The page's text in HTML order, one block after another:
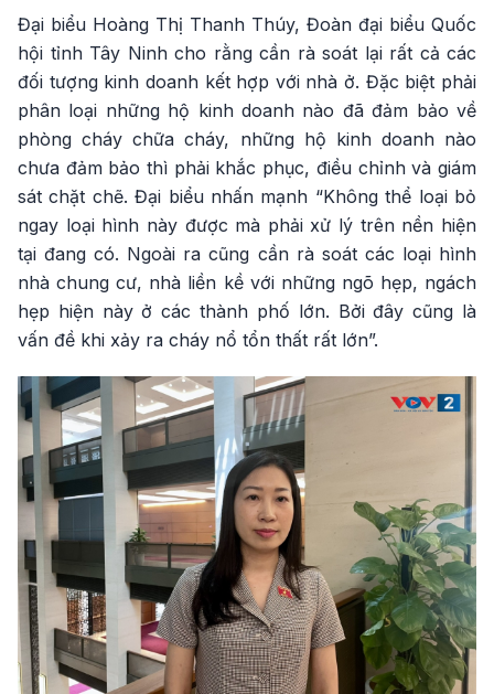
Đại biểu Hoàng Thị Thanh Thúy, Đoàn đại biểu Quốc
hội tỉnh Tây Ninh cho rằng cần rà soát lại rất cả các
đối tượng kinh doanh kết hợp với nhà ở. Đặc biệt phải
phân loại những hộ kinh doanh nào đã đảm bảo về
phòng cháy chữa cháy, những hộ kinh doanh nào
chưa đảm bảo thì phải khắc phục, điều chỉnh và giám
sát chặt chẽ. Đại biểu nhấn mạnh “Không thể loại bỏ
ngay loại hình này được mà phải xử lý trên nền hiện
tại đang có. Ngoài ra cũng cần rà soát các loại hình
nhà chung cư, nhà liền kề với những ngõ hẹp, ngách
hẹp hiện này ở các thành phố lớn. Bởi đây cũng là
vấn đề khi xảy ra cháy nổ tổn thất rất lớn”.